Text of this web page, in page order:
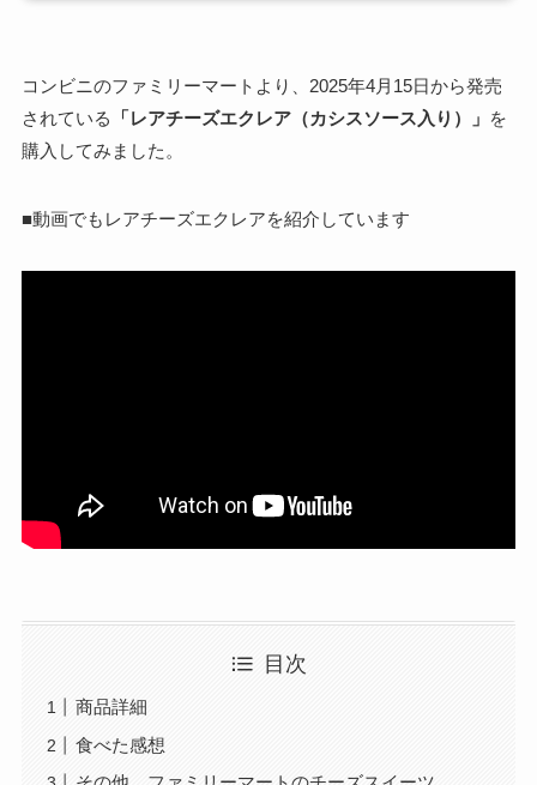
コンビニのファミリーマートより、2025年4月15日から発売
されている
「レアチーズエクレア（カシスソース入り）」 を
購入してみました。
■動画でもレアチーズエクレアを紹介しています
目次
商品詳細
食べた感想